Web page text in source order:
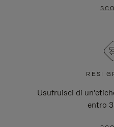
RESI
Usufruisci di
entro